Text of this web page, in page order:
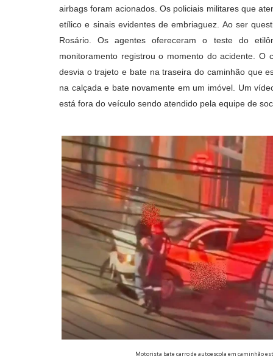
airbags foram acionados.Os policiais militares que
etílico e sinais evidentes de embriaguez. Ao ser
Rosário.Os agentes ofereceram o teste do
monitoramento registrou o momento do acidente.
desvia o trajeto e bate na traseira do caminhão que
na calçada e bate novamente em um imóvel. Um
está fora do veículo sendo atendido pela equipe de
Motorista bate carro de autoescola em caminhão